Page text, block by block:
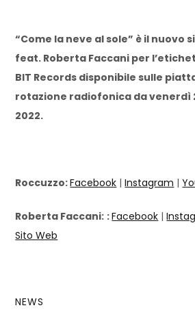
“Come la neve al sole” è il nuovo
feat. Roberta Faccani per
BIT Records disponibile sulle
rotazione radiofonica da venerdì
2022.
Roccuzzo:Facebook |Instagram |
Roberta Faccani: :Facebook |
Sito Web
NEWS